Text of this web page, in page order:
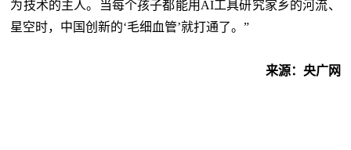
为技术的主人。当每个孩子都能用AI工具研究家乡的河流、
星空时，中国创新的‘毛细血管’就打通了。”
来源：央广网